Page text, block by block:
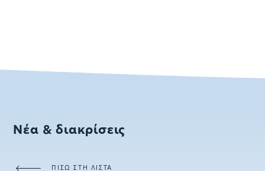
Νέα & διακρίσεις
ΠΙΣΩ ΣΤΗ ΛΙΣΤΑ